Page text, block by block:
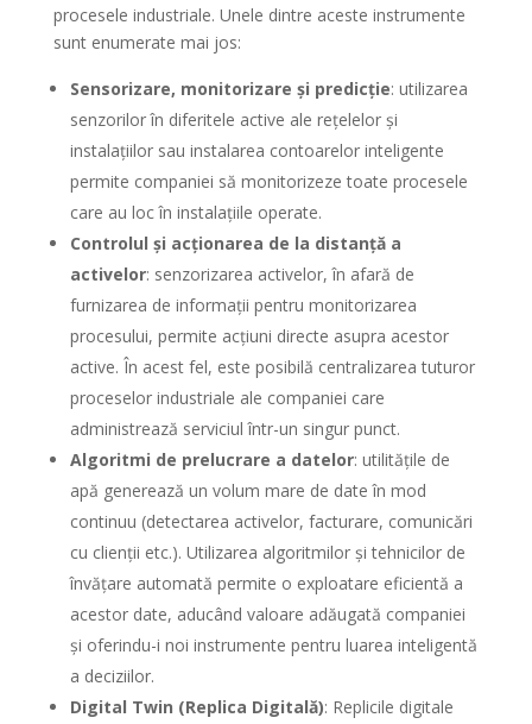
procesele industriale. Unele dintre aceste instrumente
sunt enumerate mai jos:
Sensorizare, monitorizare și predicție: utilizarea
senzorilor în diferitele active ale rețelelor și
instalațiilor sau instalarea contoarelor inteligente
permite companiei să monitorizeze toate procesele
care au loc în instalațiile operate.
Controlul și acționarea de la distanță a
activelor: senzorizarea activelor, în afară de
furnizarea de informații pentru monitorizarea
procesului, permite acțiuni directe asupra acestor
active. În acest fel, este posibilă centralizarea tuturor
proceselor industriale ale companiei care
administrează serviciul într-un singur punct.
Algoritmi de prelucrare a datelor: utilitățile de
apă generează un volum mare de date în mod
continuu (detectarea activelor, facturare, comunicări
cu clienții etc.). Utilizarea algoritmilor și tehnicilor de
învățare automată permite o exploatare eficientă a
acestor date, aducând valoare adăugată companiei
și oferindu-i noi instrumente pentru luarea inteligentă
a deciziilor.
Digital Twin (Replica Digitală): Replicile digitale